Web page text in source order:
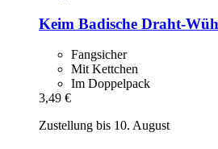
Keim Badische Draht-​
Fangsicher
Mit Kettchen
Im Doppelpack
3,49 €
Zustellung bis 10. August